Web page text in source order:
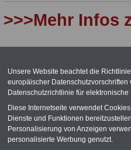
>>>Mehr Infos
Hessen:
und
01.02.2025
Unsere Website beachtet die
europäischer
Datenschutzrichtlinie für
Diese Internetseite verwendet
Dienste und Funktionen
Personalisierung von Anzeigen
personalisierte Werbung genutzt.